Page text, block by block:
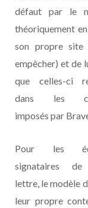
défaut par le
théoriquement
son propre site
empêcher) et de
que celles-ci
dans les
imposés par
Pour les
signataires
lettre, le modèle
leur propre